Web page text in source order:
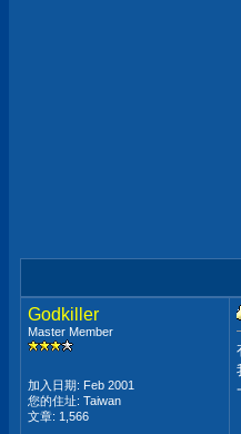
Godkiller
Master Member
加入日期: Feb 2001
您的住址: Taiwan
文章: 1,566